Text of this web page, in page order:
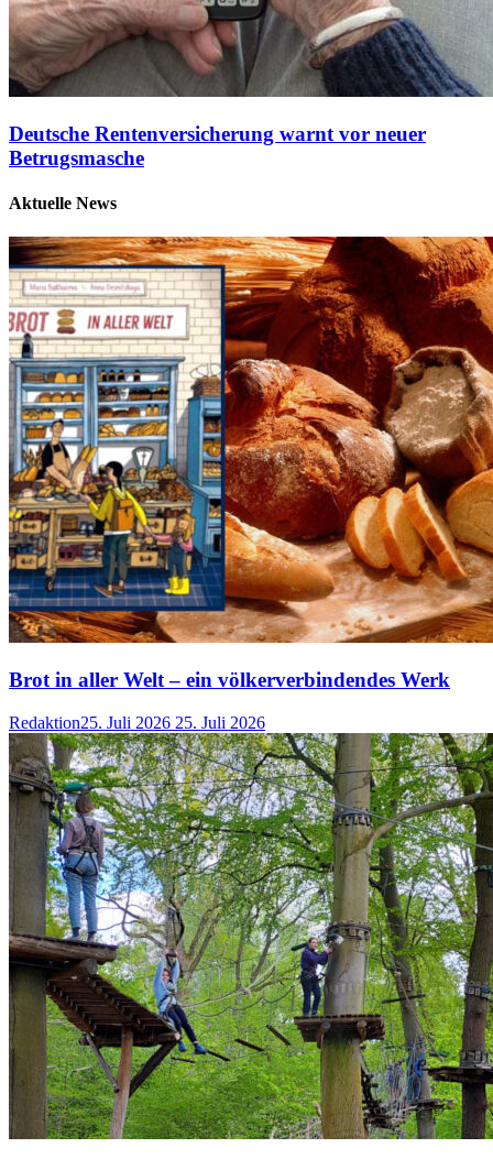
Deutsche Rentenversicherung warnt vor neuer
Betrugsmasche
Aktuelle News
Brot in aller Welt – ein völkerverbindendes Werk
Redaktion25. Juli 2026 25. Juli 2026